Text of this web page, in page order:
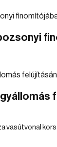
vasútvonal